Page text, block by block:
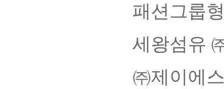
패션그룹
세왕섬유
㈜제이에